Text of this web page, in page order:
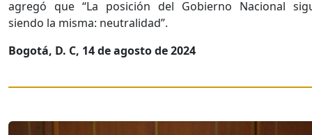
agregó que “La posición del Gobierno Nacional
siendo la misma: neutralidad”.
Bogotá, D. C, 14 de agosto de 2024